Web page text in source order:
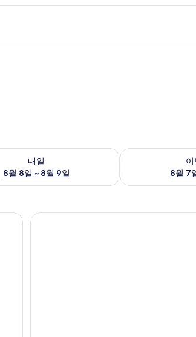
내일
8월 8일 ~ 8월 9일
능 여부 확인, 8월 8일 ~ 8월 9일
8월 7
이번 주말 예약 가
스타일의 인테리어, 각각 다르게 가구 비치, 침대 시트